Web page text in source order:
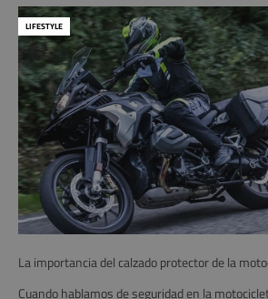
LIFESTYLE
La importancia del calzado protector de la
Cuando hablamos de seguridad en la